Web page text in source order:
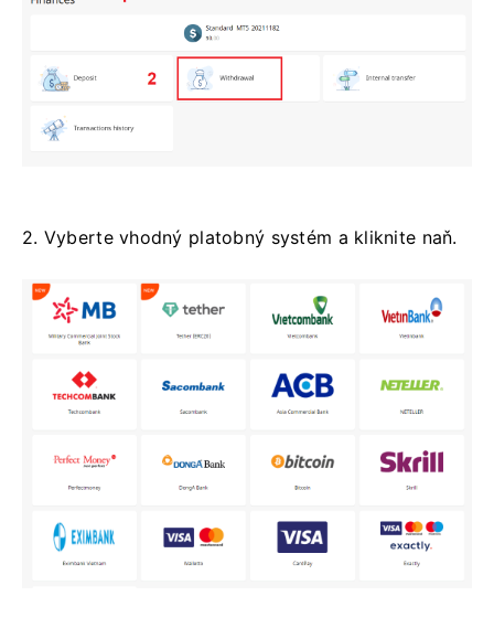
2. Vyberte vhodný platobný systém a kliknite naň.